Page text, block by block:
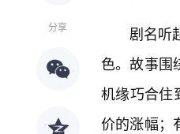
分享
剧名听
色。故事围
机缘巧合住
价的涨幅；